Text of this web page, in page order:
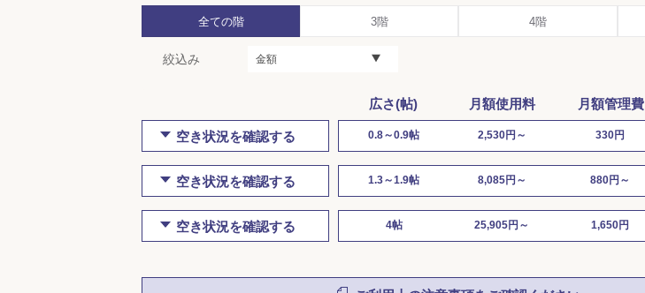
全ての階 3階 4階
絞込み 金額
広さ(帖) 月額使用料 月額管理費
空き状況を確認する 0.8～0.9帖 2,530円～ 330円
空き状況を確認する 1.3～1.9帖 8,085円～ 880円～
空き状況を確認する 4帖 25,905円～ 1,650円
【納戸】第五舟渡レ